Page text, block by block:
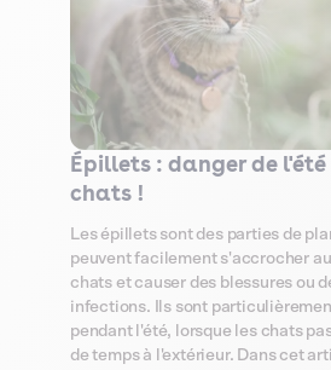
Épillets : danger de l'été
chats !
Les épillets sont des parties de
peuvent facilement s'accrocher
chats et causer des blessures ou
infections. Ils sont
pendant l'été, lorsque les chats
de temps à l'extérieur. Dans cet